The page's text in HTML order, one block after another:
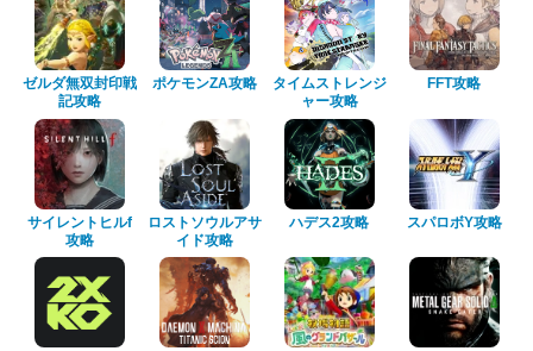
ゼルダ無双封印戦
記攻略
ポケモンZA攻略
タイムストレンジ
ャー攻略
FFT攻略
サイレントヒルf
攻略
ロストソウルアサ
イド攻略
ハデス2攻略 スパロボY攻略